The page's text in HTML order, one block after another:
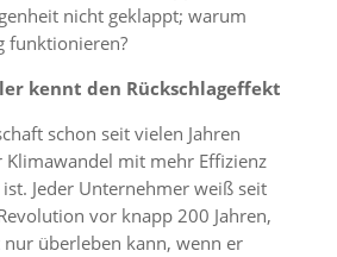
nicht geklappt; warum
funktionieren?
kennt den Rückschlageffekt
schon seit vielen Jahren
Klimawandel mit mehr Effizienz
Jeder Unternehmer weiß seit
vor knapp 200 Jahren,
überleben kann, wenn er